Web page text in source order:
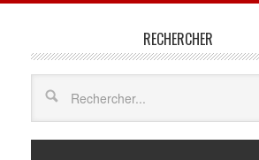
RECHERCHER